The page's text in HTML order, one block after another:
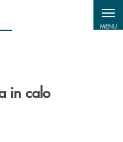
MENU
in calo